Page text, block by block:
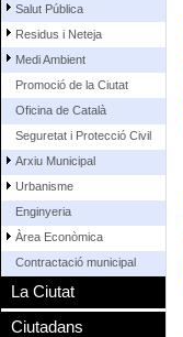
Salut Pública
Residus i Neteja
Medi Ambient
Promoció de la Ciutat
Oficina de Català
Seguretat i Protecció Civil
Arxiu Municipal
Urbanisme
Enginyeria
Àrea Econòmica
Contractació municipal
La Ciutat
Ciutadans